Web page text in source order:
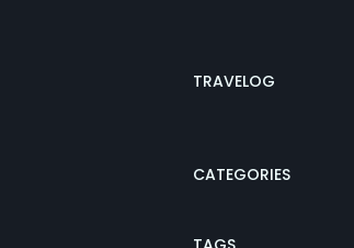
TRAVELOG
CATEGORIES